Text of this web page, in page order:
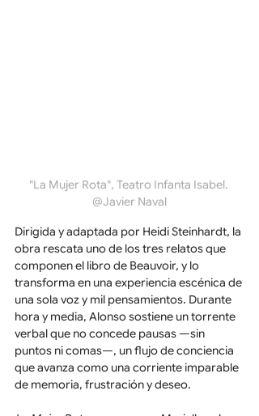
"La Mujer Rota", Teatro Infanta Isabel.
@Javier Naval
Dirigida y adaptada por Heidi Steinhardt, la
obra rescata uno de los tres relatos que
componen el libro de Beauvoir, y lo
transforma en una experiencia escénica de
una sola voz y mil pensamientos. Durante
hora y media, Alonso sostiene un torrente
verbal que no concede pausas —sin
puntos ni comas—, un flujo de conciencia
que avanza como una corriente imparable
de memoria, frustración y deseo.